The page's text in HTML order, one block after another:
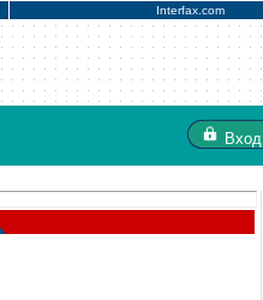
Interfax.com
Вход